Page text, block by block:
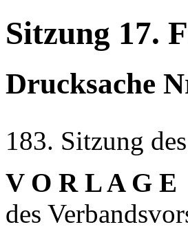
Sitzung 17.
Drucksache
183. Sitzung
V O R L A G E
des